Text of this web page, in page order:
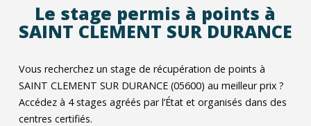
Le stage permis à points à
SAINT CLEMENT SUR DURANCE
Vous recherchez un stage de récupération de points à
SAINT CLEMENT SUR DURANCE (05600) au meilleur prix ?
Accédez à 4stages agréés par l’État et organisés dans des
centres certifiés.